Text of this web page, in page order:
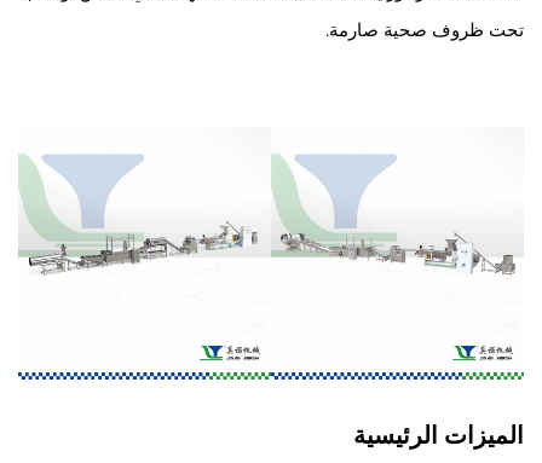
تحت ظروف صحية صارمة.
الميزات الرئيسية